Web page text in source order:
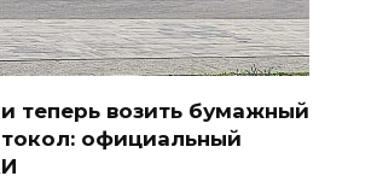
теперь возить бумажный
официальный